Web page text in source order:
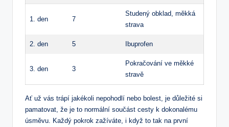
1. den 7
Studený obklad, měkká
strava
2. den 5 Ibuprofen
3. den 3
Pokračování ve měkké
stravě
Ať už vás trápí jakékoli nepohodlí nebo bolest, je důležité si
pamatovat, že je to normální součást cesty k dokonalému
úsměvu. Každý pokrok zažíváte, i když to tak na první